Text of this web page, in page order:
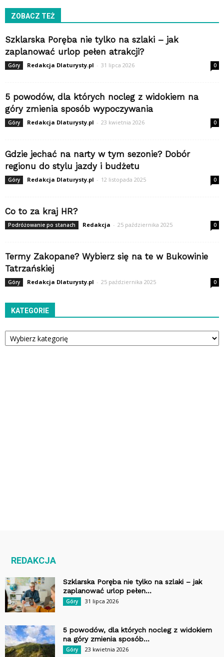
ZOBACZ TEŻ
Szklarska Poręba nie tylko na szlaki – jak
zaplanować urlop pełen atrakcji?
Góry Redakcja Dlaturysty.pl - 31 lipca 2026 0
5 powodów, dla których nocleg z widokiem na
góry zmienia sposób wypoczywania
Góry Redakcja Dlaturysty.pl - 23 kwietnia 2026 0
Gdzie jechać na narty w tym sezonie? Dobór
regionu do stylu jazdy i budżetu
Góry Redakcja Dlaturysty.pl - 12 listopada 2025 0
Co to za kraj HR?
Podróżowanie po stanach Redakcja - 25 października 2025 0
Termy Zakopane? Wybierz się na te w Bukowinie
Tatrzańskiej
Góry Redakcja Dlaturysty.pl - 25 października 2025 0
KATEGORIE
Kategorie
REDAKCJA
Szklarska Poręba nie tylko na szlaki – jak
zaplanować urlop pełen...
Góry 31 lipca 2026
5 powodów, dla których nocleg z widokiem
na góry zmienia sposób...
Góry 23 kwietnia 2026